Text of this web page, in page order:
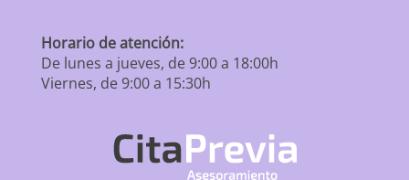
Horario de atención:
De lunes a jueves, de 9:00 a 18:00h
Viernes, de 9:00 a 15:30h